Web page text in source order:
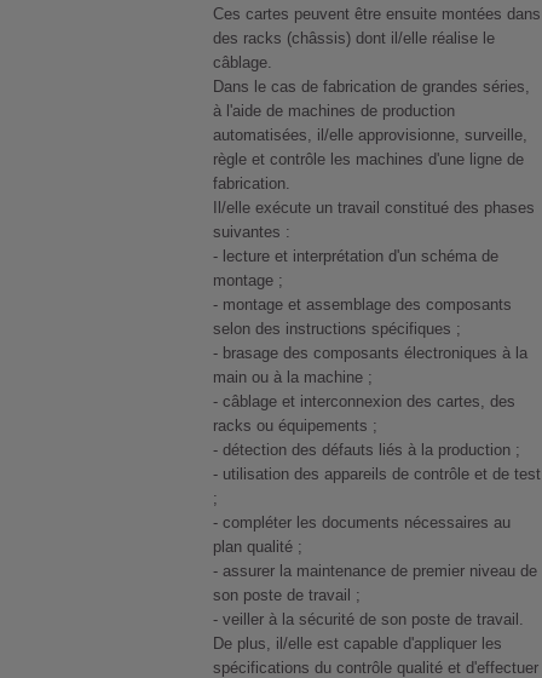
Ces cartes peuvent être ensuite montées dans
des racks (châssis) dont il/elle réalise le
câblage.
Dans le cas de fabrication de grandes séries,
à l'aide de machines de production
automatisées, il/elle approvisionne, surveille,
règle et contrôle les machines d'une ligne de
fabrication.
Il/elle exécute un travail constitué des phases
suivantes :
- lecture et interprétation d'un schéma de
montage ;
- montage et assemblage des composants
selon des instructions spécifiques ;
- brasage des composants électroniques à la
main ou à la machine ;
- câblage et interconnexion des cartes, des
racks ou équipements ;
- détection des défauts liés à la production ;
- utilisation des appareils de contrôle et de test
;
- compléter les documents nécessaires au
plan qualité ;
- assurer la maintenance de premier niveau de
son poste de travail ;
- veiller à la sécurité de son poste de travail.
De plus, il/elle est capable d'appliquer les
spécifications du contrôle qualité et d'effectuer